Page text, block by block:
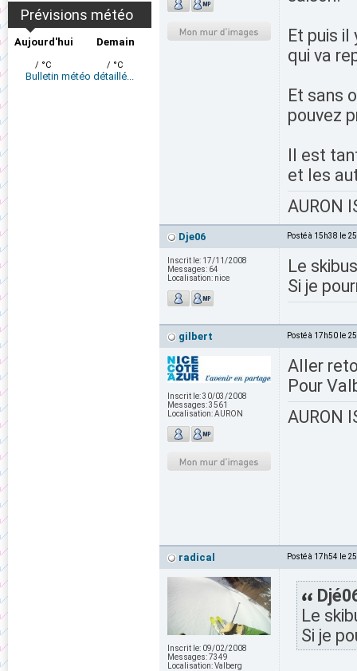
Prévisions météo
Aujourd'hui
/ °C
Demain
/ °C
Bulletin météo détaillé...
Et puis il
qui va
Et sans
pouvez
Il est
et les
AURON
Dje06 Posté à 15h38 le
Inscrit le: 17/11/2008
Messages: 64
Localisation: nice
Le
Si je
gilbert Posté à 17h50 le
Inscrit le:30/03/2008
Messages:3561
Localisation:AURON
Aller
Pour
AURON
radical Posté à 17h54 le
Inscrit le: 09/02/2008
Messages:7349
Localisation:Valberg
Le
Si je